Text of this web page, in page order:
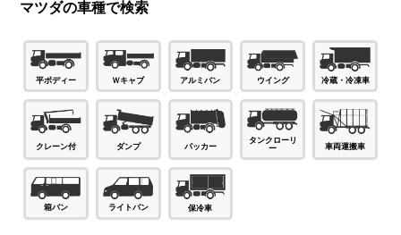
マツダの車種で検索
平ボディー Ｗキャブ アルミバン ウイング 冷蔵・冷凍車
クレーン付 ダンプ パッカー
タンクローリ
ー
車両運搬車
箱バン ライトバン 保冷車